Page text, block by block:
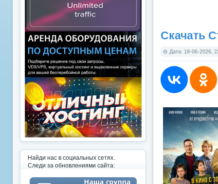
Скачать
Дата: 18-06-2026,
Найди нас в социальных сетях.
Следи за обновлениями сайта: